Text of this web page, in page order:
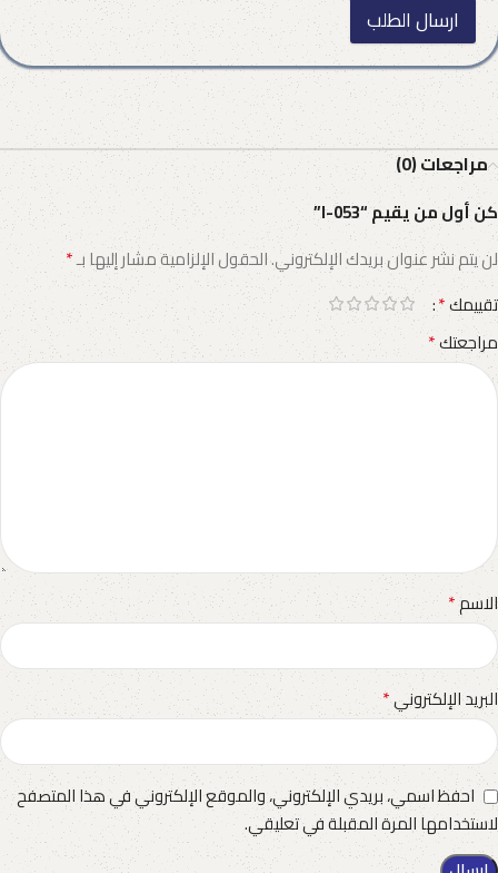
ارسال الطلب
مراجعات (0)
كن أول من يقيم “I-053”
لن يتم نشر عنوان بريدك الإلكتروني.الحقول الإلزامية مشار إليها بـ*
تقييمك*
مراجعتك*
الاسم*
البريد الإلكتروني*
احفظ اسمي، بريدي الإلكتروني، والموقع الإلكتروني في هذا المتصفح
لاستخدامها المرة المقبلة في تعليقي.